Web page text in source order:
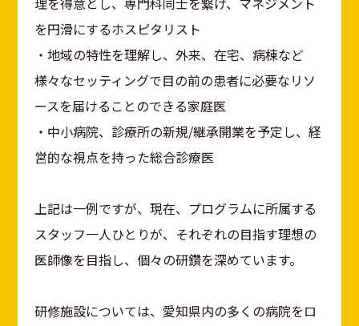
を円滑にするホスピタリスト
・地域の特性を理解し、外来、在宅、病棟など
様々なセッティングで目の前の患者に必要なリソ
ースを届けることのできる家庭医
・中小病院、診療所の新規/継承開業を予定し、経
営的な視点を持った総合診療医
上記は一例ですが、現在、プログラムに所属する
スタッフ一人ひとりが、それぞれの目指す理想の
医師像を目指し、個々の研鑽を深めています。
研修施設については、愛知県内の多くの病院をロ